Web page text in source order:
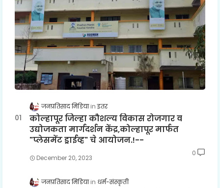
जनप्रतिसाद मिडिया इतर
कोल्हापूर जिल्हा कौशल्य विकास रोजगार व
उद्योजकता मार्गदर्शन केंद्र,कोल्हापूर मार्फत
"प्लेसमेंट ड्राईव्ह" चे आयोजन.!--
December 20, 2023
0
जनप्रतिसाद मिडिया धर्म-संस्कृती